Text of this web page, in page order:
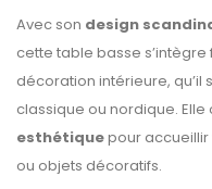
Avec son design
cette table basse
décoration intérieure, qu’il
classique ou nordique. Elle
esthétiquepour
ou objets décoratifs.